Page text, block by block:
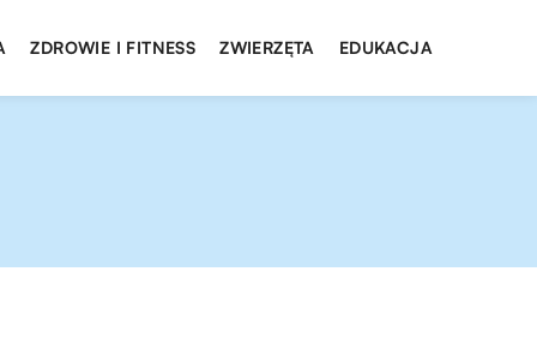
ZDROWIE I FITNESS ZWIERZĘTA EDUKACJA